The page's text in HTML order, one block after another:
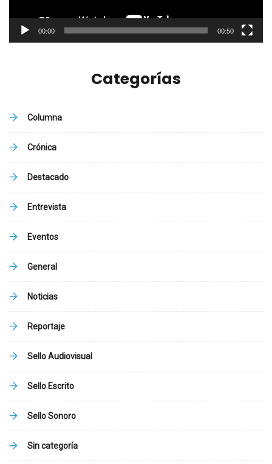
00:00 00:50
Categorías
Columna
Crónica
Destacado
Entrevista
Eventos
General
Noticias
Reportaje
Sello Audiovisual
Sello Escrito
Sello Sonoro
Sin categoría